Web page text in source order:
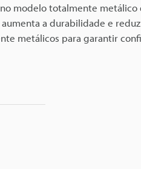
modelo totalmente metálico
a durabilidade e
metálicos para garantir